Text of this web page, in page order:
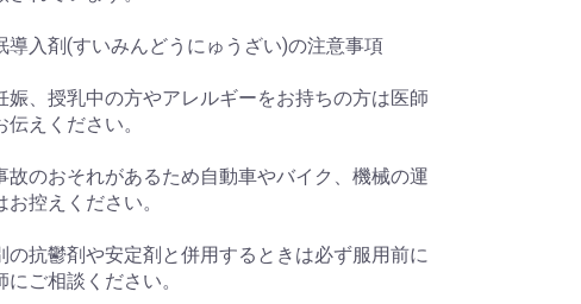
導入剤(すいみんどうにゅうざい)の注意事項
娠、授乳中の方やアレルギーをお持ちの方は医師
伝えください。
故のおそれがあるため自動車やバイク、機械の運
お控えください。
の抗鬱剤や安定剤と併用するときは必ず服用前に
にご相談ください。